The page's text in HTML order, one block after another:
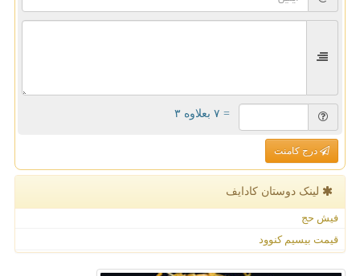
= ۷ بعلاوه ۳
درج کامنت
لینک دوستان كادایف
فیش حج
قیمت بیسیم کنوود